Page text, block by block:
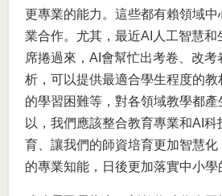
更專業的能力。這些都有賴領域
業合作。尤其，最近AI人工智慧和
席捲過來，AI會幫忙出考卷、改考
析，可以提供最適合學生程度的
的學習困難等，對各領域教學都
以，我們應該整合教育專業和AI
育、讓我們的師資培育更加智慧
的專業知能，日後更加落實中小學